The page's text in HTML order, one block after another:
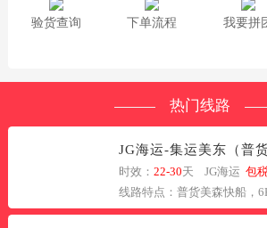
验货查询 下单流程 我要拼
热门线路
JG海运-集运美东（普货
时效：22-30天 JG海运包税
线路特点：普货美森快船，